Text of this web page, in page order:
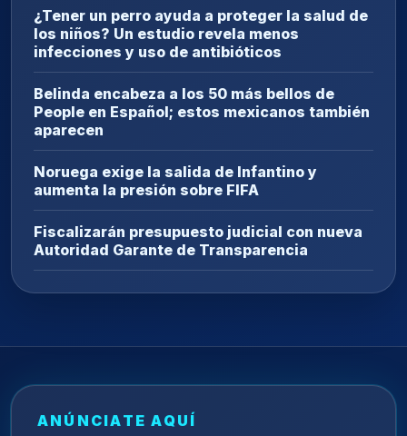
¿Tener un perro ayuda a proteger la salud de
los niños? Un estudio revela menos
infecciones y uso de antibióticos
Belinda encabeza a los 50 más bellos de
People en Español; estos mexicanos también
aparecen
Noruega exige la salida de Infantino y
aumenta la presión sobre FIFA
Fiscalizarán presupuesto judicial con nueva
Autoridad Garante de Transparencia
ANÚNCIATE AQUÍ